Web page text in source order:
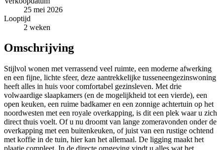
25 mei 2026
Looptijd
2 weken
Omschrijving
Stijlvol wonen met verrassend veel ruimte, een moderne afwerking
en een fijne, lichte sfeer, deze aantrekkelijke tusseneengezinswoning
heeft alles in huis voor comfortabel gezinsleven. Met drie
volwaardige slaapkamers (en de mogelijkheid tot een vierde), een
open keuken, een ruime badkamer en een zonnige achtertuin op het
noordwesten met een royale overkapping, is dit een plek waar u zich
direct thuis voelt. Of u nu droomt van lange zomeravonden onder de
overkapping met een buitenkeuken, of juist van een rustige ochtend
met koffie in de tuin, hier kan het allemaal. De ligging maakt het